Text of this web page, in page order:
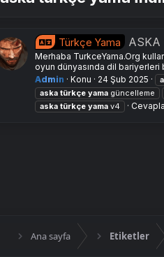
Türkçe Yama ASKA
Merhaba TurkceYama.Org
oyun dünyasında dil
Admin
Konu 24 Şub 2025
aska türkçe yama güncelleme
aska türkçe yama v4
Ana sayfa Etiketler